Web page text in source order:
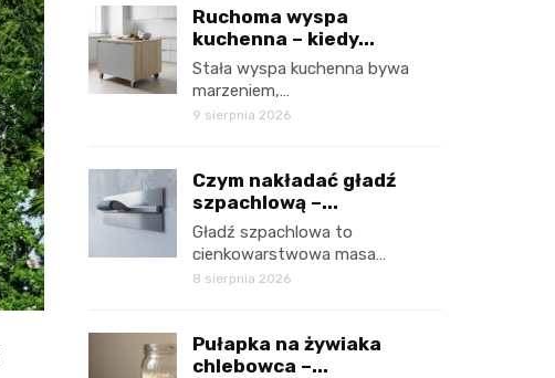
Ruchoma wyspa
kuchenna – kiedy...
Stała wyspa kuchenna bywa
marzeniem,…
9 sierpnia 2026
Czym nakładać gładź
szpachlową –...
Gładź szpachlowa to
cienkowarstwowa masa…
8 sierpnia 2026
Pułapka na żywiaka
chlebowca –...